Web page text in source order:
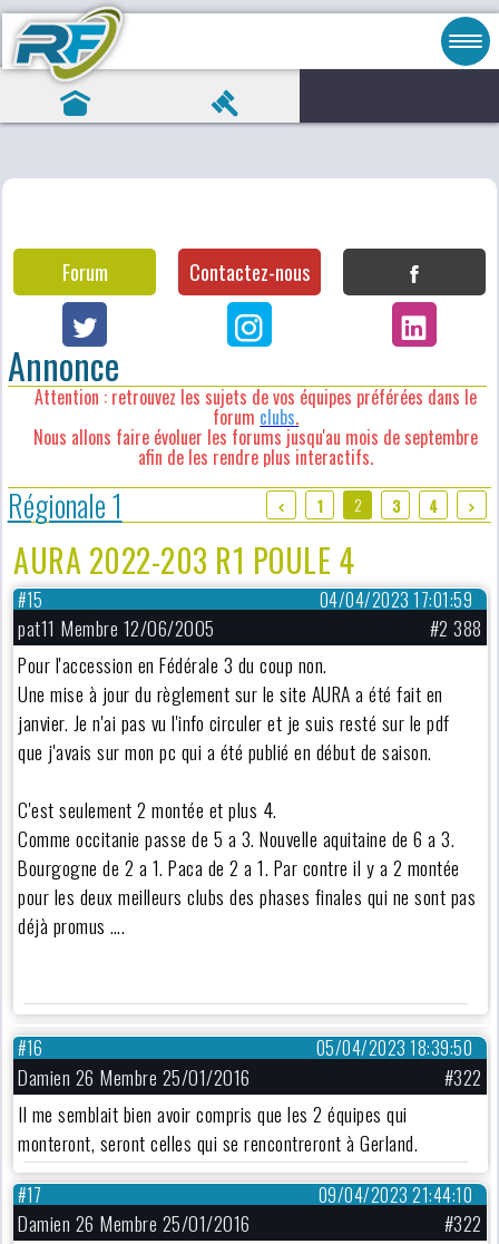
Forum Contactez-nous
Annonce
Attention : retrouvez les sujets de vos équipes préférées dans le
forum clubs.
Nous allons faire évoluer les forums jusqu'au mois de septembre
afin de les rendre plus interactifs.
Régionale 1 1 2 3 4
AURA 2022-203 R1 POULE 4
04/04/2023 17:01:59
#15
pat11 Membre 12/06/2005
#2 388
Pour l'accession en Fédérale 3 du coup non.
Une mise à jour du règlement sur le site AURA a été fait en
janvier. Je n'ai pas vu l'info circuler et je suis resté sur le pdf
que j'avais sur mon pc qui a été publié en début de saison.
C'est seulement 2 montée et plus 4.
Comme occitanie passe de 5 a 3. Nouvelle aquitaine de 6 a 3.
Bourgogne de 2 a 1. Paca de 2 a 1. Par contre il y a 2 montée
pour les deux meilleurs clubs des phases finales qui ne sont pas
déjà promus ….
05/04/2023 18:39:50
#16
Damien 26 Membre 25/01/2016
#322
Il me semblait bien avoir compris que les 2 équipes qui
monteront, seront celles qui se rencontreront à Gerland.
09/04/2023 21:44:10
#17
Damien 26 Membre 25/01/2016
#322